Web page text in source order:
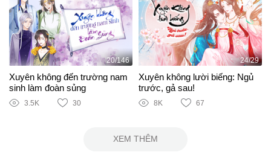
20/146
Xuyên không đến trường nam
sinh làm đoàn sủng
3.5K 30
24/29
Xuyên không lười biếng: Ngủ
trước, gả sau!
8K 67
XEM THÊM